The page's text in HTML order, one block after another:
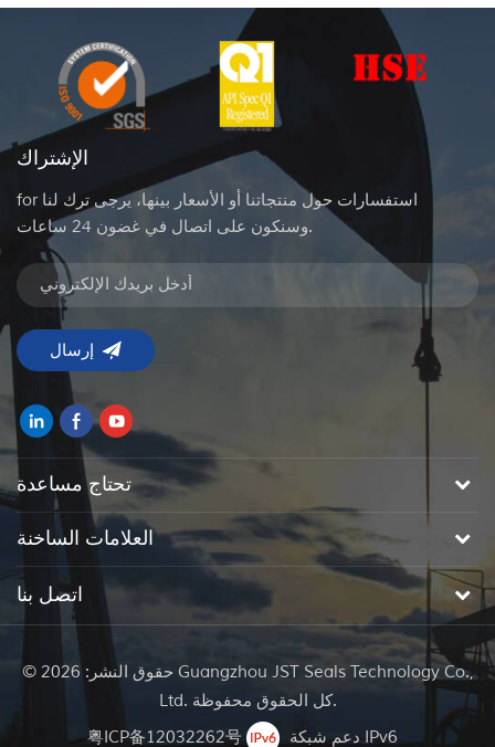
الإشتراك
for استفسارات حول منتجاتنا أو الأسعار بينها، يرجى ترك لنا
وسنكون على اتصال في غضون 24 ساعات.
تحتاج مساعدة
العلامات الساخنة
اتصل بنا
© حقوق النشر: 2026 Guangzhou JST Seals Technology Co.,
Ltd. كل الحقوق محفوظة.
粤ICP备12032262号
دعم شبكة IPv6